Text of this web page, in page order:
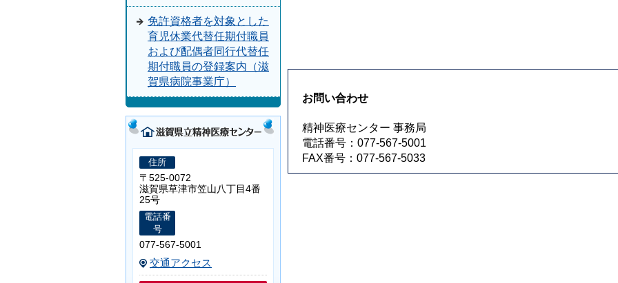
免許資格者を対象とした
育児休業代替任期付職員
および配偶者同行代替任
期付職員の登録案内（滋
賀県病院事業庁）
住所
〒525-0072
滋賀県草津市笠山八丁目4番
25号
電話番
号
077-567-5001
交通アクセス
お問い合わせ
精神医療センター 事務局
電話番号：077-567-5001
FAX番号：077-567-5033